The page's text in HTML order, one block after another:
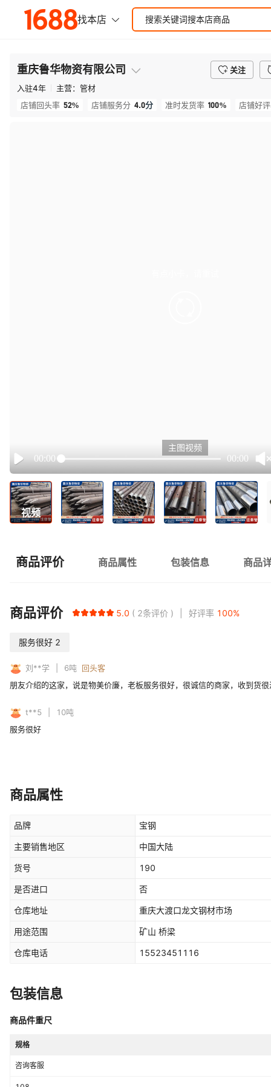
重庆鲁华物资有限公司
关注
入驻4年 主营： 管材
店铺回头率 52% 店铺服务分 4.0分 准时发货率 100% 店铺好
Play
00:00 00:00
主图视频
视频
商品评价 商品属性 包装信息 商品
商品评价 5.0 2条评价 好评率 100%
服务很好 2
刘**学 6吨 回头客
朋友介绍的这家，说是物美价廉，老板服务很好，很诚信的商家，收到货
t**5 10吨
服务很好
商品属性
品牌 宝钢
主要销售地区 中国大陆
货号 190
是否进口 否
仓库地址 重庆大渡口龙文钢材市场
用途范围 矿山 桥梁
仓库电话 15523451116
包装信息
商品件重尺
规格
咨询客服